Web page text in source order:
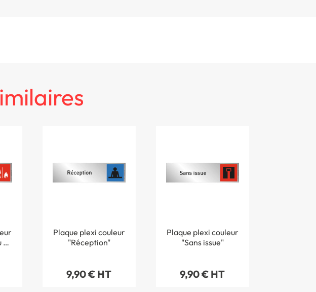
Plaque plexi couleur
"Réception"
9,90 € HT
Plaque plexi couleur
"Sans issue"
9,90 € HT